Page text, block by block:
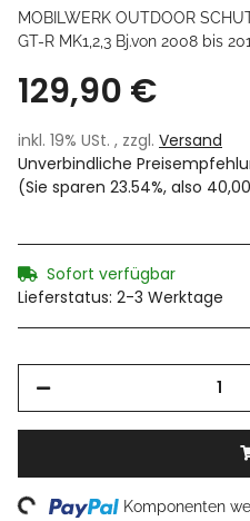
MOBILWERK OUTDOOR
GT-R MK1,2,3 Bj.von 2008 bis
129,90 €
inkl. 19% USt. , zzgl. Versand
Unverbindliche
(Sie sparen 23.54%, also
Sofort verfügbar
Lieferstatus: 2-3 Werktage
Loading... Komponenten